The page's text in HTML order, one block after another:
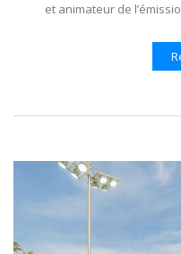
et animateur de